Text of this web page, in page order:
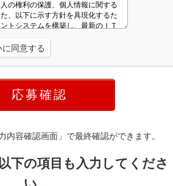
同意する
内容確認画面」で最終確認ができます。
下の項目も入力してくださ